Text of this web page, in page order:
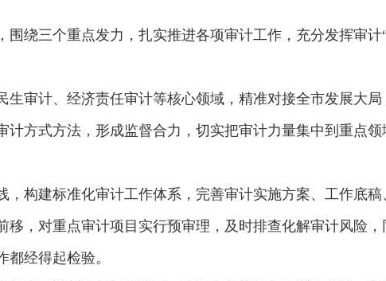
绕三个重点发力，扎实推进各项审计工作，充分发挥审计
审计、经济责任审计等核心领域，精准对接全市发展大
方式方法，形成监督合力，切实把审计力量集中到重点
构建标准化审计工作体系，完善审计实施方案、工作底
，对重点审计项目实行预审理，及时排查化解审计风险
经得起检验。